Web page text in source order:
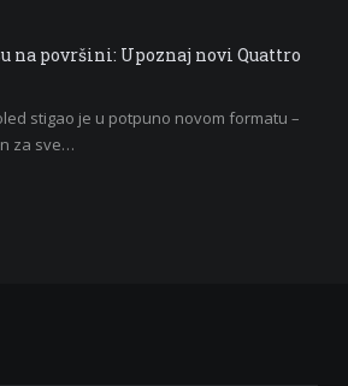
na površini: Upoznaj novi Quattro
stigao je u potpuno novom formatu –
za sve…